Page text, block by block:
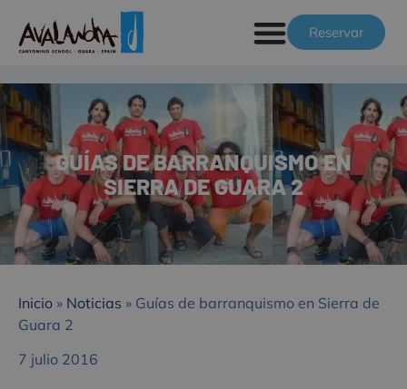
Reservar
GUÍAS DE BARRANQUISMO EN
SIERRA DE GUARA 2
Inicio » Noticias » Guías de barranquismo en Sierra de
Guara 2
7 julio 2016